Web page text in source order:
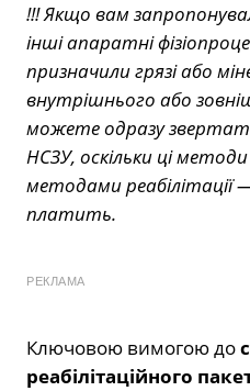
!!! Якщо вам
інші апаратні
призначили грязі або
внутрішнього або
можете одразу
НСЗУ, оскільки ці
методами реабілітації
платить.
РЕКЛАМА
Ключовою вимогою до
реабілітаційного